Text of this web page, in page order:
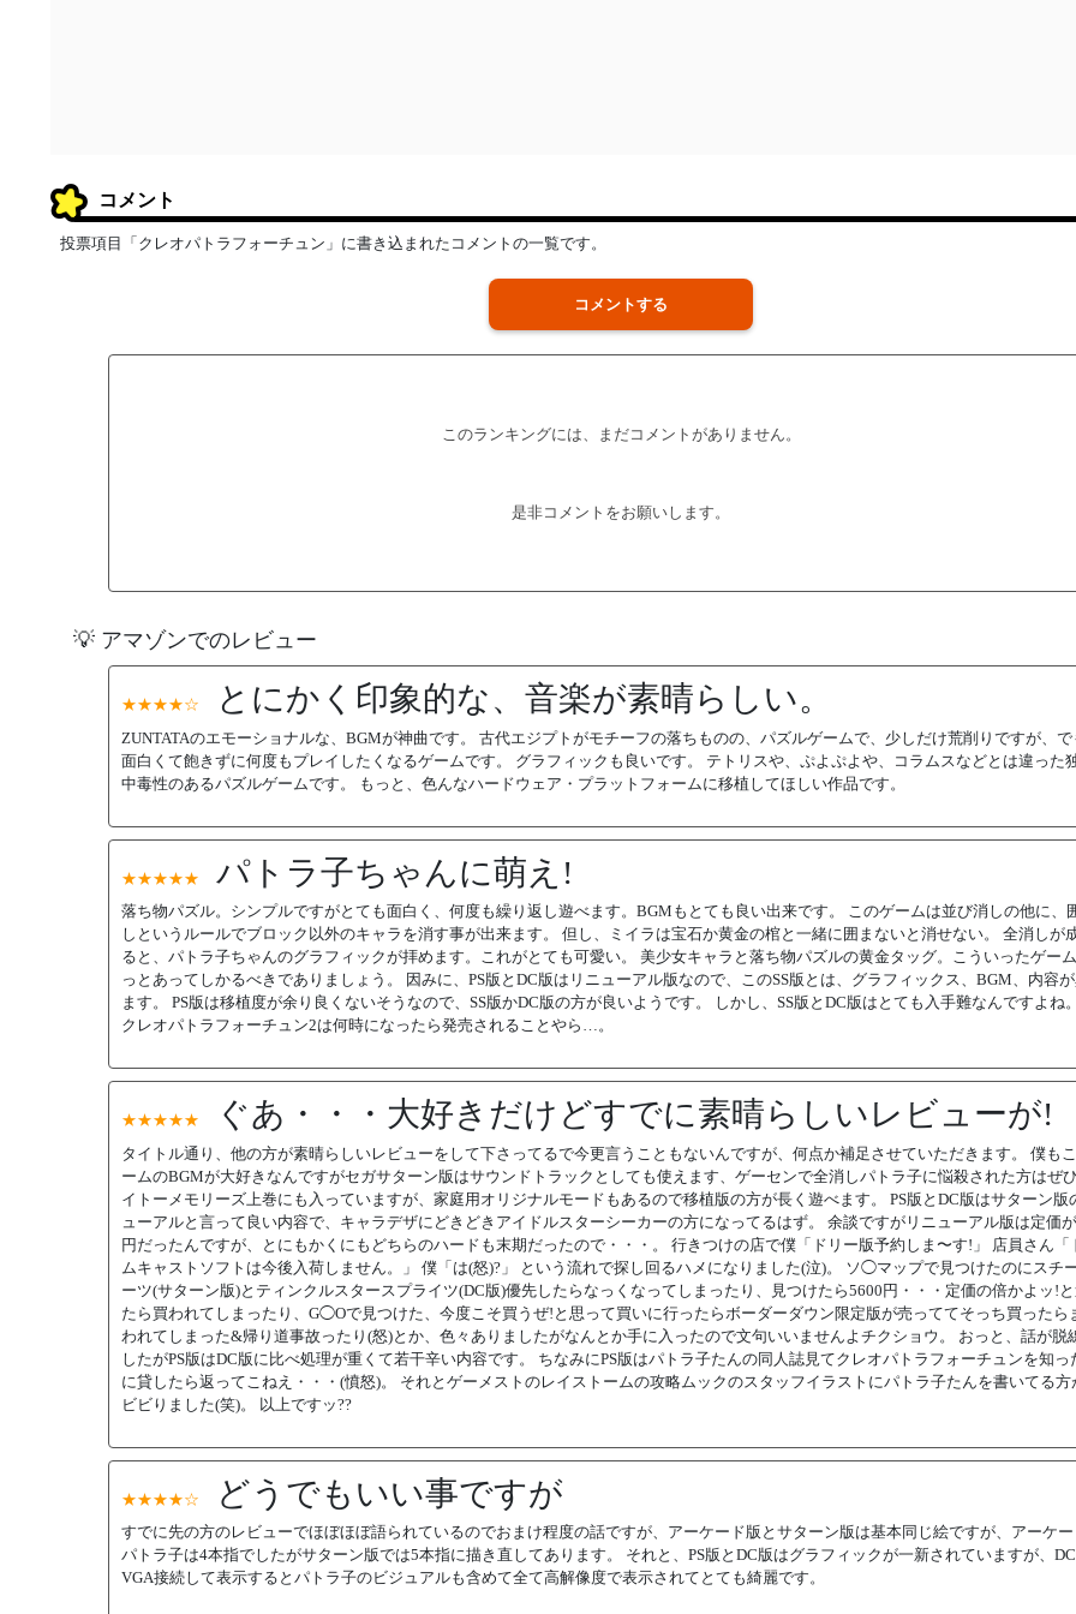
コメント
投票項目「クレオパトラフォーチュン」に書き込まれたコメントの一覧です。
コメントする
このランキングには、まだコメントがありません。
是非コメントをお願いします。
💡 アマゾンでのレビュー
★★★★☆ とにかく印象的な、音楽が素晴らしい。
ZUNTATAのエモーショナルな、BGMが神曲です。 古代エジプトがモチーフの落ちものの、パズルゲームで、少しだけ荒削りですが、で
面白くて飽きずに何度もプレイしたくなるゲームです。 グラフィックも良いです。 テトリスや、ぷよぷよや、コラムスなどとは違った
中毒性のあるパズルゲームです。 もっと、色んなハードウェア・プラットフォームに移植してほしい作品です。
★★★★★ パトラ子ちゃんに萌え!
落ち物パズル。シンプルですがとても面白く、何度も繰り返し遊べます。BGMもとても良い出来です。 このゲームは並び消しの他に、
しというルールでブロック以外のキャラを消す事が出来ます。 但し、ミイラは宝石か黄金の棺と一緒に囲まないと消せない。 全消しが
ると、パトラ子ちゃんのグラフィックが拝めます。これがとても可愛い。 美少女キャラと落ち物パズルの黄金タッグ。こういったゲー
っとあってしかるべきでありましょう。 因みに、PS版とDC版はリニューアル版なので、このSS版とは、グラフィックス、BGM、内容
ます。 PS版は移植度が余り良くないそうなので、SS版かDC版の方が良いようです。 しかし、SS版とDC版はとても入手難なんですよ
クレオパトラフォーチュン2は何時になったら発売されることやら…。
★★★★★ ぐあ・・・大好きだけどすでに素晴らしいレビューが!
タイトル通り、他の方が素晴らしいレビューをして下さってるで今更言うこともないんですが、何点か補足させていただきます。 僕も
ームのBGMが大好きなんですがセガサターン版はサウンドトラックとしても使えます、ゲーセンで全消しパトラ子に悩殺された方はぜ
イトーメモリーズ上巻にも入っていますが、家庭用オリジナルモードもあるので移植版の方が長く遊べます。 PS版とDC版はサターン版
ューアルと言って良い内容で、キャラデザにどきどきアイドルスターシーカーの方になってるはず。 余談ですがリニューアル版は定価
円だったんですが、とにもかくにもどちらのハードも末期だったので・・・。 行きつけの店で僕「ドリー版予約しま〜す!」 店員さん「
ムキャストソフトは今後入荷しません。」 僕「は(怒)?」 という流れで探し回るハメになりました(泣)。 ソ◯マップで見つけたのにスチ
ーツ(サターン版)とティンクルスタースプライツ(DC版)優先したらなっくなってしまったり、見つけたら5600円・・・定価の倍かよッ!
たら買われてしまったり、G◯Oで見つけた、今度こそ買うぜ!と思って買いに行ったらボーダーダウン限定版が売っててそっち買ったら
われてしまった&帰り道事故ったり(怒)とか、色々ありましたがなんとか手に入ったので文句いいませんよチクショウ。 おっと、話が脱
したがPS版はDC版に比べ処理が重くて若干辛い内容です。 ちなみにPS版はパトラ子たんの同人誌見てクレオパトラフォーチュンを知っ
に貸したら返ってこねえ・・・(憤怒)。 それとゲーメストのレイストームの攻略ムックのスタッフイラストにパトラ子たんを書いてる方
ビビりました(笑)。 以上ですッ??
★★★★☆ どうでもいい事ですが
すでに先の方のレビューでほぼほぼ語られているのでおまけ程度の話ですが、アーケード版とサターン版は基本同じ絵ですが、アーケ
パトラ子は4本指でしたがサターン版では5本指に描き直してあります。 それと、PS版とDC版はグラフィックが一新されていますが、
VGA接続して表示するとパトラ子のビジュアルも含めて全て高解像度で表示されてとても綺麗です。